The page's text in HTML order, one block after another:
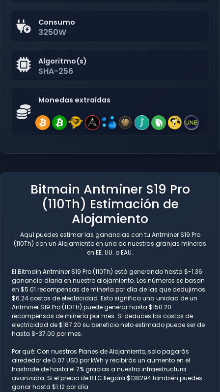
Consumo
3250W
Algoritmo(s)
SHA-256
Monedas extraídas
Bitmain Antminer S19 Pro
(110Th) Estimación de
Alojamiento
Aquí puedes estimar las ganancias con tu Antminer S19 Pro
(110Th) con un Alojamiento en una de nuestras granjas mineras
en EE. UU. o EAU.
El Bitmain Antminer S19 Pro (110Th) está generando hasta $-1.36
ganancia diaria en nuestro alojamiento. Los números se basan
en $5.01 recompensas de minería por día de las que dedujimos
$6.24 costos de electricidad. Esto significa una unidad de un
Antminer S19 Pro (110Th) puede generar hasta $150.20
recompensas de minería por mes. Si deduces los costos de
electricidad de $187.20 su beneficio neto estimado puede ser de
hasta $-37.00 por mes.
Por qué: Con nuestros Planes de Alojamiento, solo pagarás
alrededor de 0.07 USD por kWh y recibirás un aumento en el
hashrate de hasta el 2% gracias a nuestra infraestructura
avanzada. Si el precio de BTC llegara $138294 también puedes
ganar hasta $1.12 por día.